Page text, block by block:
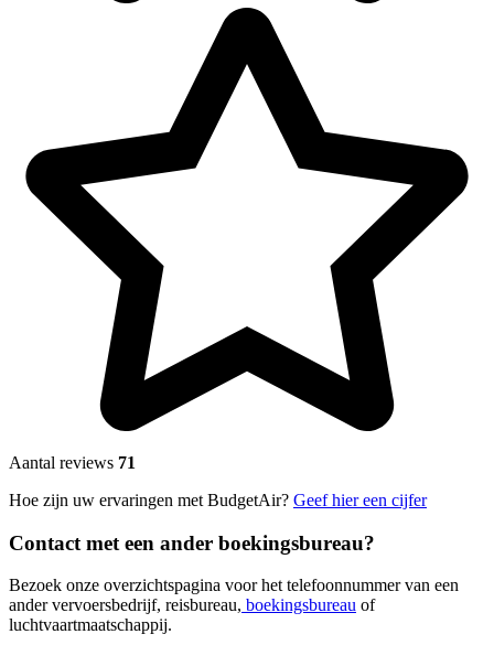
Aantal reviews 71
Hoe zijn uw ervaringen met BudgetAir? Geef hier een cijfer
Contact met een ander boekingsbureau?
Bezoek onze overzichtspagina voor het telefoonnummer van een
ander vervoersbedrijf, reisbureau, boekingsbureau of
luchtvaartmaatschappij.